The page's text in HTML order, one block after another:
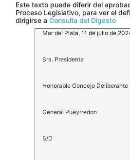
Este texto puede diferir del
Proceso Legislativo, para ver el
dirigirse a Consulta del Digesto
Mar del Plata, 11 de julio de
Sra. Presidenta
Honorable Concejo Deliberante
General Pueyrredon
S/D